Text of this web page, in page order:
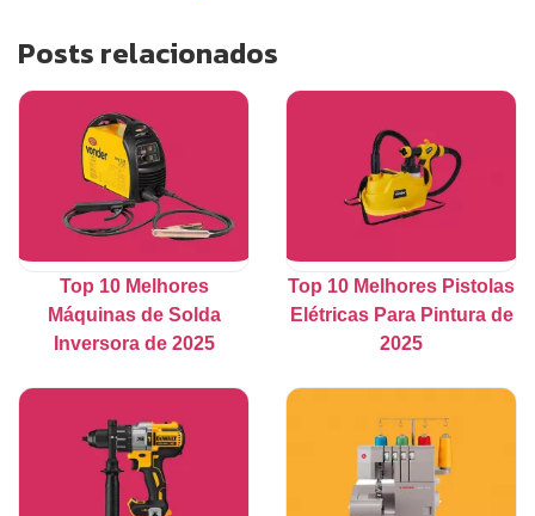
Posts relacionados
Top 10 Melhores
Máquinas de Solda
Inversora de 2025
Top 10 Melhores Pistolas
Elétricas Para Pintura de
2025